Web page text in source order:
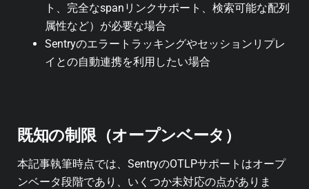
ト、完全なspanリンクサポート、検索可能な配列
属性など）が必要な場合
Sentryのエラートラッキングやセッションリプレ
イとの自動連携を利用したい場合
既知の制限（オープンベータ）
本記事執筆時点では、SentryのOTLPサポートはオープ
ンベータ段階であり、いくつか未対応の点がありま